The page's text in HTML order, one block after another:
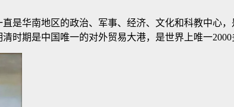
是华南地区的政治、军事、经济、文化和科教中心
期是中国唯一的对外贸易大港，是世界上唯一2000